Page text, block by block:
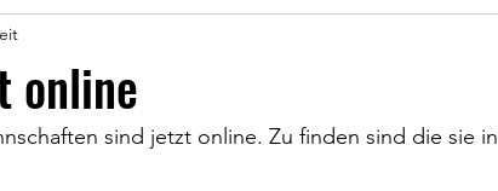
online
sind jetzt online. Zu finden sind die sie in